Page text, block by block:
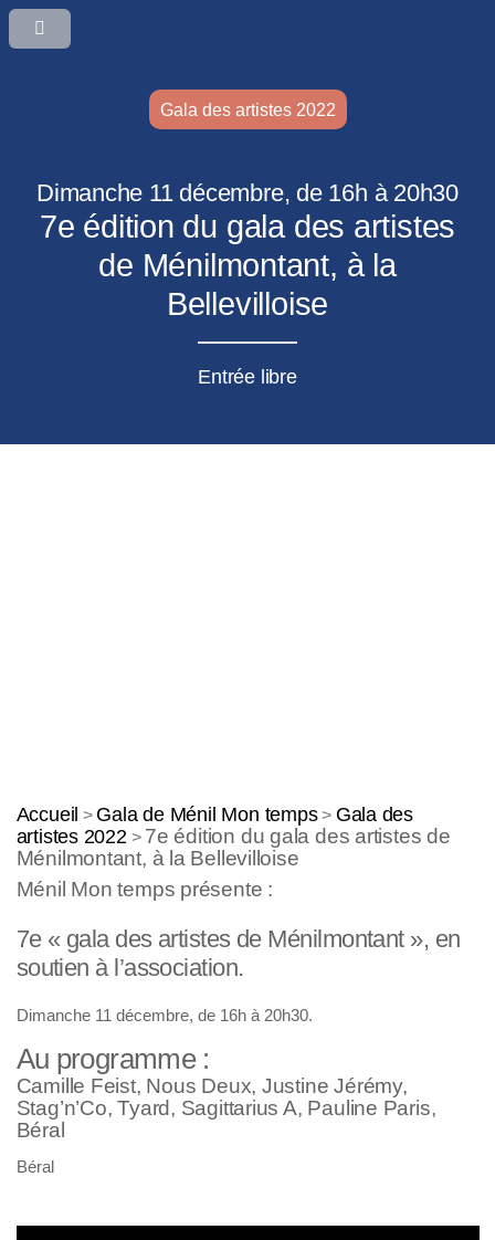
Gala des artistes 2022
Dimanche 11 décembre, de 16h à 20h30
7e édition du gala des artistes
de Ménilmontant, à la
Bellevilloise
Entrée libre
Accueil > Gala de Ménil Mon temps> Gala des
artistes 2022 > 7e édition du gala des artistes de
Ménilmontant, à la Bellevilloise
Ménil Mon temps présente :
7e « gala des artistes de Ménilmontant », en
soutien à l’association.
Dimanche 11 décembre, de 16h à 20h30.
Au programme :
Camille Feist, Nous Deux, Justine Jérémy,
Stag’n’Co, Tyard, Sagittarius A, Pauline Paris,
Béral
Béral